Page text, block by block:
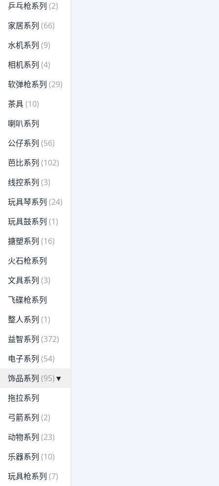
乒乓枪系列 (2)
家居系列 (66)
水机系列 (9)
相机系列 (4)
软弹枪系列 (29)
茶具(10)
喇叭系列
公仔系列 (56)
芭比系列 (102)
线控系列 (3)
玩具琴系列 (24)
玩具鼓系列 (1)
搪塑系列 (16)
火石枪系列
文具系列 (3)
飞碟枪系列
整人系列 (1)
益智系列 (372)
电子系列 (54)
饰品系列 (95)▼
拖拉系列
弓箭系列 (2)
动物系列 (23)
乐器系列 (10)
玩具枪系列 (7)